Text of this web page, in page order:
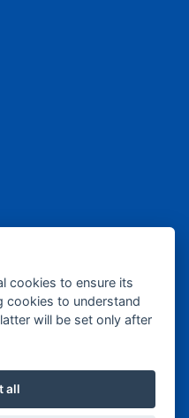
cookies to ensure its
cookies to understand
will be set only after
all